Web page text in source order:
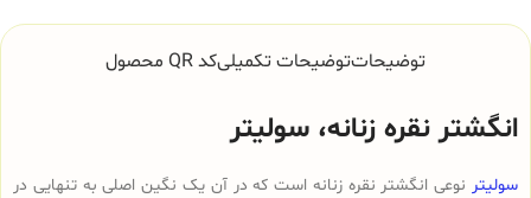
توضیحاتتوضیحات تکمیلیکد QR محصول
انگشتر نقره زنانه، سولیتر
سولیتر نوعی انگشتر نقره زنانه است که در آن یک نگین اصلی به تنهایی در